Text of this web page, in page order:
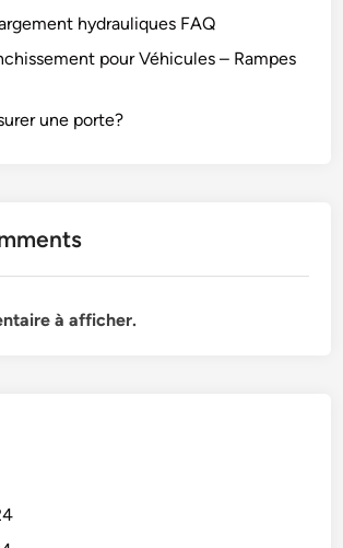
hydrauliques FAQ
pour Véhicules – Rampes
une porte?
à afficher.